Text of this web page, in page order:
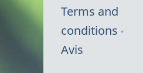
Terms and
conditions
Avis